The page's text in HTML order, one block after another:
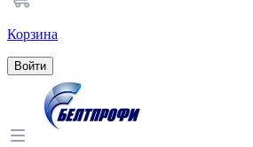
Корзина
Войти